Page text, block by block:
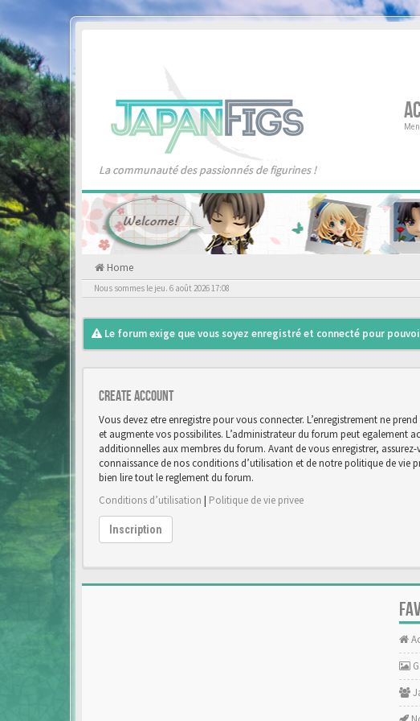
La communauté des passionnés de figurines !
Home
Nous sommes le jeu. 6 août 2026 17:08
Le forum exige que vous soyez enregistré et connecté pour
Create account
Vous devez etre enregistre pour vous connecter. L’enregistrement ne
et augmente vos possibilites. L’administrateur du forum peut egalement
additionnelles aux membres du forum. Avant de vous enregistrer, assurez-
connaissance de nos conditions d’utilisation et de notre politique de vie
bien lire tout le reglement du forum.
Conditions d’utilisation | Politique de vie privee
Inscription